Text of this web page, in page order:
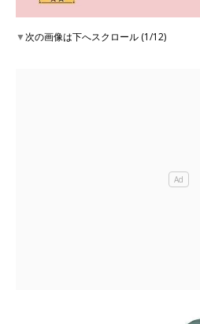
▼次の画像は下へスクロール (1/12)